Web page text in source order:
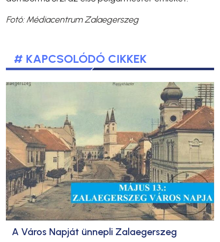
Fotó:Médiacentrum Zalaegerszeg
# KAPCSOLÓDÓ CIKKEK
A Város Napját ünnepli Zalaegerszeg